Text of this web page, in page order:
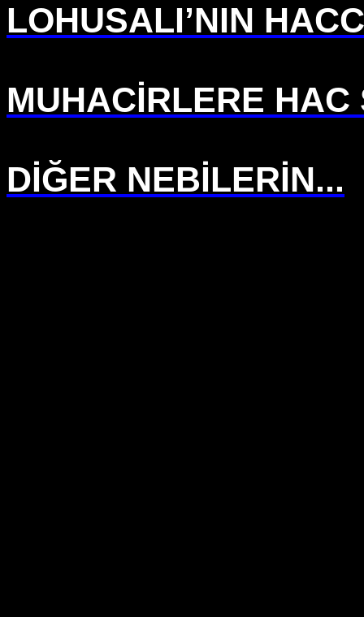
LOHUSALI’NIN
MUHACİRLERE
DİĞER NEBİLERİN...